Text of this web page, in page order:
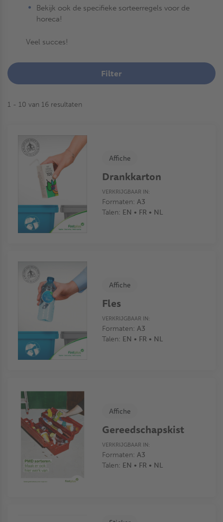
Bekijk ook de specifieke sorteerregels voor de
horeca!
Veel succes!
Filter
1 - 10 van 16 resultaten
Affiche
Drankkarton
VERKRIJGBAAR IN:
Formaten: A3
Talen: EN • FR • NL
Affiche
Fles
VERKRIJGBAAR IN:
Formaten: A3
Talen: EN • FR • NL
Affiche
Gereedschapskist
VERKRIJGBAAR IN:
Formaten: A3
Talen: EN • FR • NL